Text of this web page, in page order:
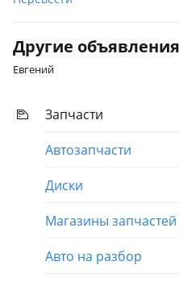
Другие
Евгений
Запчасти
Автозапчасти
Диски
Магазины
Авто на разбор